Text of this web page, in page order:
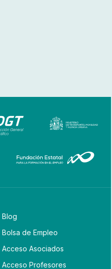
Blog
Bolsa de Empleo
Acceso Asociados
Acceso Profesores